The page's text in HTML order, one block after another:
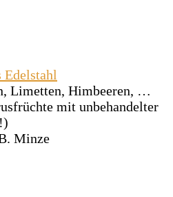
Limetten, Himbeeren, …
mit unbehandelter
Minze